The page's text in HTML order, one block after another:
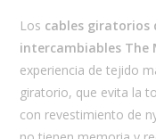
cantidad
Los cables giratorios
intercambiables The
experiencia de tejido
giratorio, que evita la
con revestimiento de